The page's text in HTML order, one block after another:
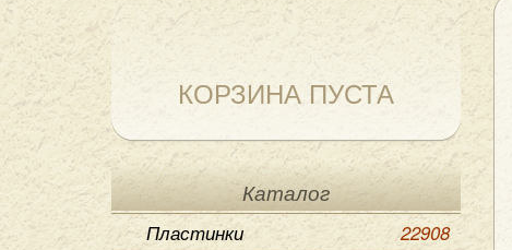
КОРЗИНА ПУСТА
Каталог
Пластинки
22908